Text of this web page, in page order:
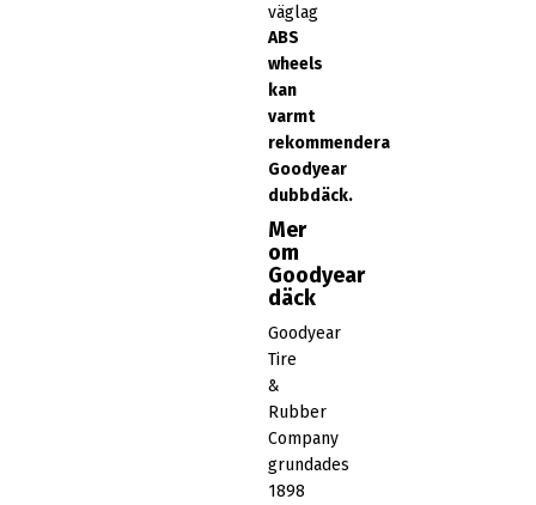
väglag
ABS
wheels
kan
varmt
rekommendera
Goodyear
dubbdäck.
Mer
om
Goodyear
däck
Goodyear
Tire
&
Rubber
Company
grundades
1898